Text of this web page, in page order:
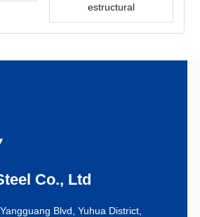
estructural
Co., Ltd
Blvd, Yuhua District,